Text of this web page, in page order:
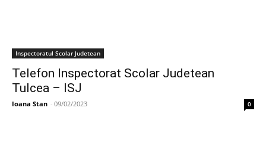
Inspectoratul Scolar Judetean
Telefon Inspectorat Scolar Judetean
Tulcea – ISJ
Ioana Stan - 09/02/2023 0